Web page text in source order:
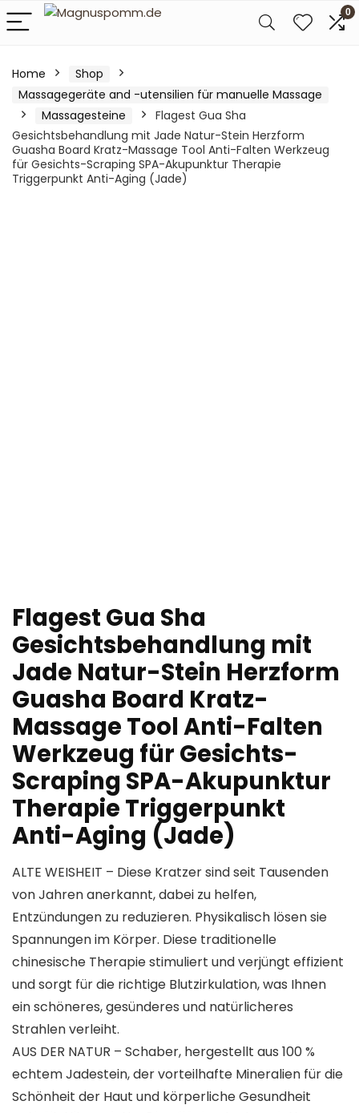
0
Home
Shop
Massagegeräte and -utensilien für manuelle Massage
Massagesteine
Flagest Gua Sha
Gesichtsbehandlung mit Jade Natur-Stein Herzform
Guasha Board Kratz-Massage Tool Anti-Falten Werkzeug
für Gesichts-Scraping SPA-Akupunktur Therapie
Triggerpunkt Anti-Aging (Jade)
Flagest Gua Sha
Gesichtsbehandlung mit
Jade Natur-Stein Herzform
Guasha Board Kratz-
Massage Tool Anti-Falten
Werkzeug für Gesichts-
Scraping SPA-Akupunktur
Therapie Triggerpunkt
Anti-Aging (Jade)
ALTE WEISHEIT – Diese Kratzer sind seit Tausenden
von Jahren anerkannt, dabei zu helfen,
Entzündungen zu reduzieren. Physikalisch lösen sie
Spannungen im Körper. Diese traditionelle
chinesische Therapie stimuliert und verjüngt effizient
und sorgt für die richtige Blutzirkulation, was Ihnen
ein schöneres, gesünderes und natürlicheres
Strahlen verleiht.
AUS DER NATUR – Schaber, hergestellt aus 100 %
echtem Jadestein, der vorteilhafte Mineralien für die
Schönheit der Haut und körperliche Gesundheit